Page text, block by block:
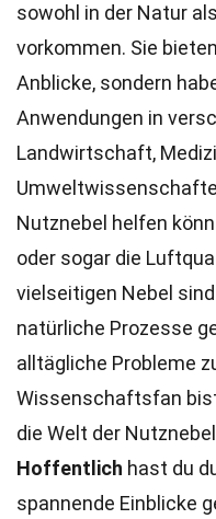
sowohl in der Natur
vorkommen. Sie
Anblicke, sondern
Anwendungen in
Landwirtschaft,
Nutznebel helfen
oder sogar die
vielseitigen Nebel
natürliche Prozesse
alltägliche Probleme
Wissenschaftsfan
die Welt der
Hoffentlich hast du
spannende Einblicke